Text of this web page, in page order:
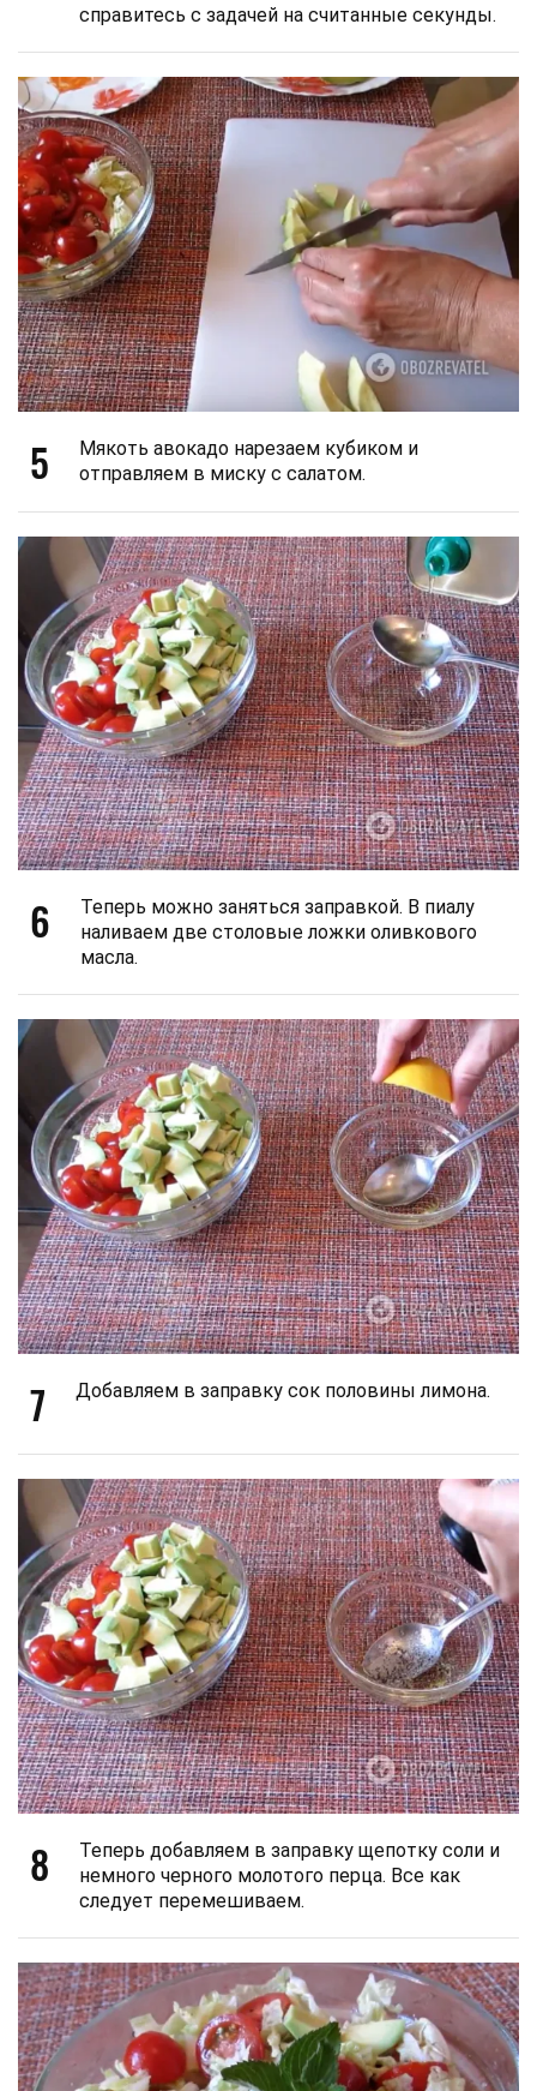
справитесь с задачей на считанные секунды.
5
Мякоть авокадо нарезаем кубиком и
отправляем в миску с салатом.
6
Теперь можно заняться заправкой. В пиалу
наливаем две столовые ложки оливкового
масла.
7 Добавляем в заправку сок половины лимона.
8
Теперь добавляем в заправку щепотку соли и
немного черного молотого перца. Все как
следует перемешиваем.